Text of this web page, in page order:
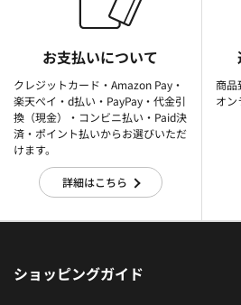
お支払いについて
クレジットカード・Amazon Pay・
楽天ぺイ・d払い・PayPay・代金引
換（現金）・コンビニ払い・Paid決
済・ポイント払いからお選びいただ
けます。
詳細はこちら
商品
オン
ショッピングガイド